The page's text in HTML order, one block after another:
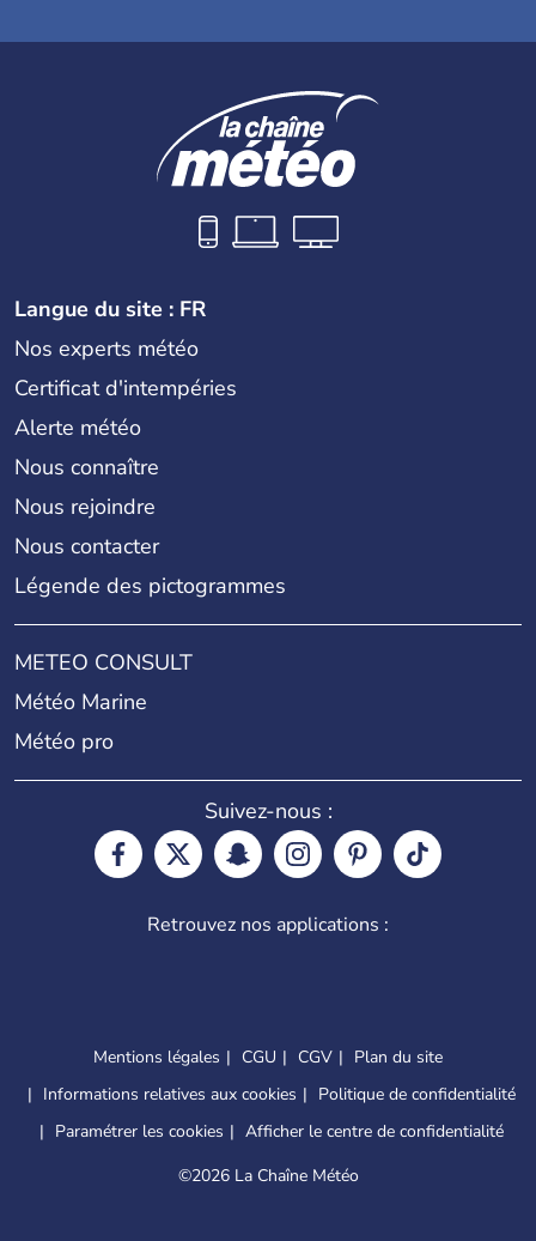
Langue du site : FR
Nos experts météo
Certificat d'intempéries
Alerte météo
Nous connaître
Nous rejoindre
Nous contacter
Légende des pictogrammes
METEO CONSULT
Météo Marine
Météo pro
Suivez-nous :
Retrouvez nos applications :
Mentions légales CGU CGV
Plan du site
Informations relatives aux cookies
Politique de confidentialité
Paramétrer les cookies
Afficher le centre de confidentialité
©2026 La Chaîne Météo